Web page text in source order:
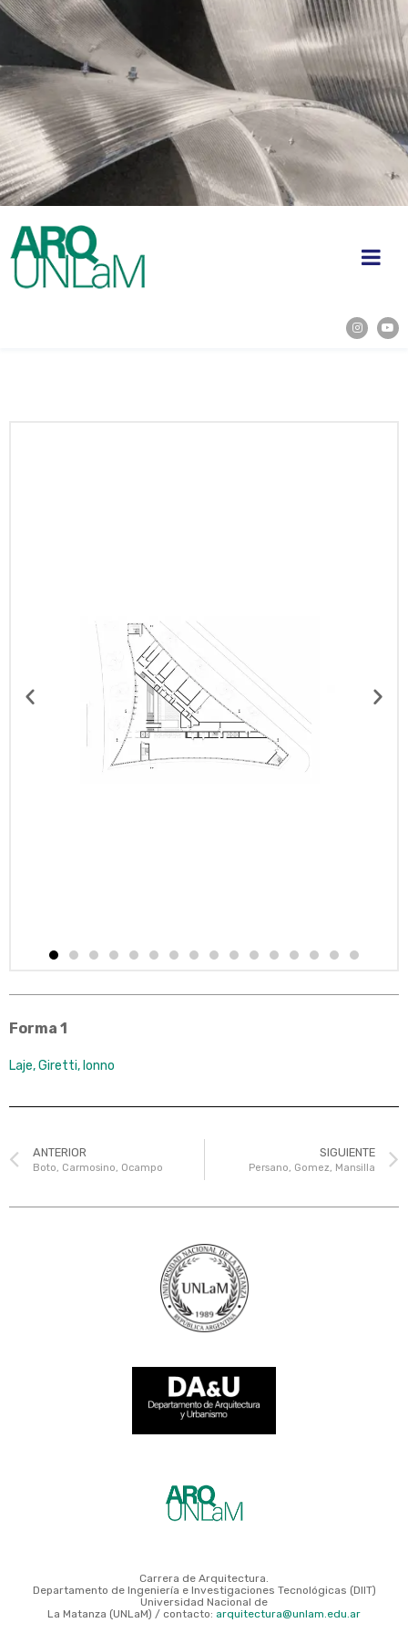
Forma 1
Laje, Giretti, Ionno
ANTERIOR
Boto, Carmosino, Ocampo
SIGUIENTE
Persano, Gomez, Mansilla
Carrera de Arquitectura.
Departamento de Ingeniería e Investigaciones Tecnológicas (DIIT)
Universidad Nacional de
La Matanza (UNLaM) / contacto: arquitectura@unlam.edu.ar